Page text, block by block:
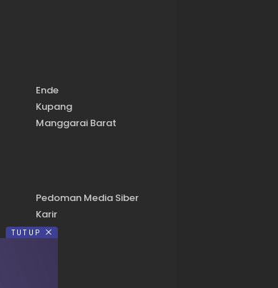
Ende
Kupang
Manggarai Barat
Pedoman Media Siber
Karir
TUTUP